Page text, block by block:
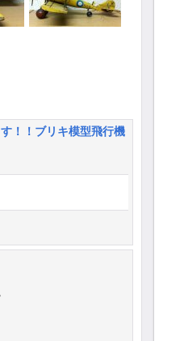
！！ブリキ模型飛行機